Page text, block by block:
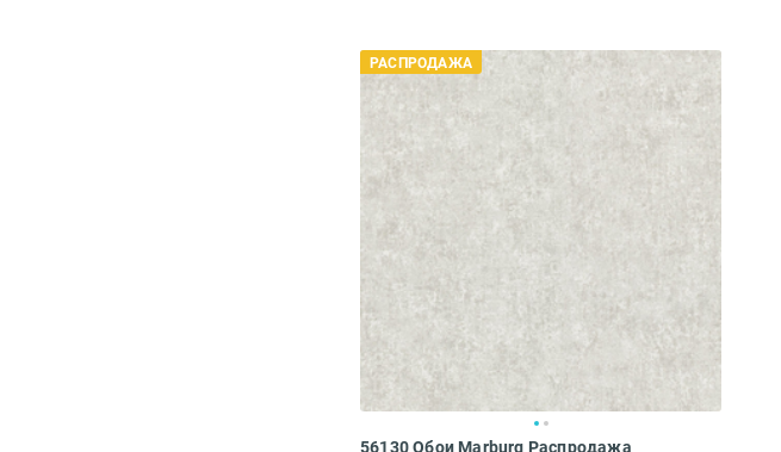
РАСПРОДАЖА
56130 Обои Marburg Распродажа